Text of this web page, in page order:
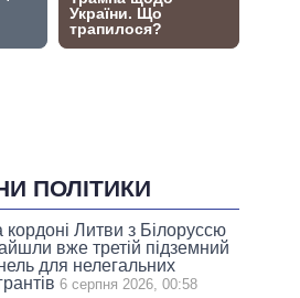
ПОЛІТИКИ
кордоні Литви з Білоруссю
вже третій підземний
для нелегальних
6 серпня 2026, 00:58